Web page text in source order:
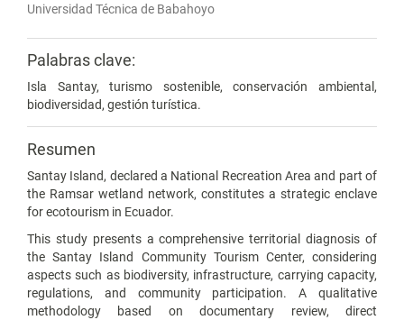
Universidad Técnica de Babahoyo
Palabras clave:
Isla Santay, turismo sostenible, conservación ambiental,
biodiversidad, gestión turística.
Resumen
Santay Island, declared a National Recreation Area and part of
the Ramsar wetland network, constitutes a strategic enclave
for ecotourism in Ecuador.
This study presents a comprehensive territorial diagnosis of
the Santay Island Community Tourism Center, considering
aspects such as biodiversity, infrastructure, carrying capacity,
regulations, and community participation. A qualitative
methodology based on documentary review, direct